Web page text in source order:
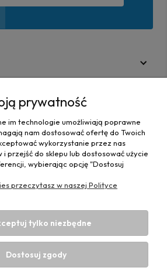
tapicerskich Adrian| ul. Chorzowska
Gliwice, woj. śląskie | E-mail:
prywatność
im technologie umożliwiają poprawne
nam dostosować ofertę do Twoich
wykorzystanie przez nas
i przejść do sklepu lub dostosować użycie
wybierając opcję "Dostosuj
przeczytasz w naszej Polityce
tylko niezbędne
Dostosuj zgody